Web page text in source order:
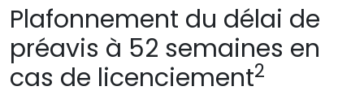
Plafonnement du délai de
préavis à 52 semaines en
cas de licenciement2